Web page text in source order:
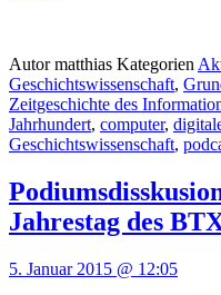
Autormatthias Kategorien
Geschichtswissenschaft,
Zeitgeschichte des
Jahrhundert, computer,
Geschichtswissenschaft,
Jahrestag des
5. Januar 2015 @ 12:05